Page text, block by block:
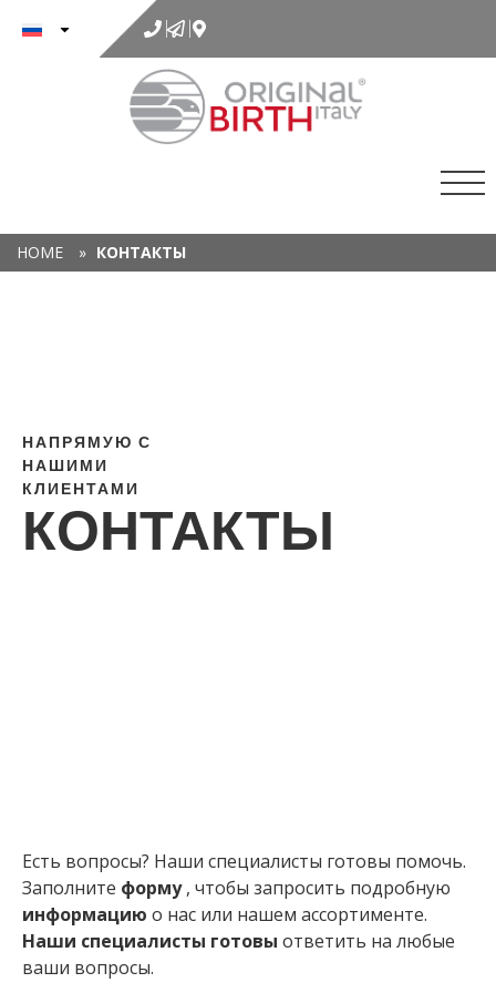
содержимому
HOME » КОНТАКТЫ
НАПРЯМУЮ С
НАШИМИ
КЛИЕНТАМИ
КОНТАКТЫ
Есть вопросы? Наши специалисты готовы помочь.
Заполните форму, чтобы запросить подробную
информацию о нас или нашем ассортименте.
Наши специалисты готовы ответить на любые
ваши вопросы.